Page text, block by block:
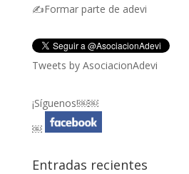
✍Formar parte de adevi
Tweets by AsociacionAdevi
¡Síguenos!￼￼
￼
Entradas recientes